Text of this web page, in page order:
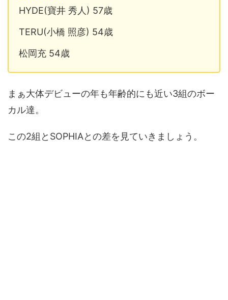
HYDE(寶井 秀人) 57歳
TERU(小橋 照彦) 54歳
松岡充 54歳
まぁ大体デビューの年も年齢的にも近い3組のボー
カル達。
この2組とSOPHIAとの差を見ていきましょう。